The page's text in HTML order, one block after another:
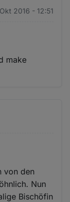
2016 - 12:51
make
von den
Nun
Bischöfin